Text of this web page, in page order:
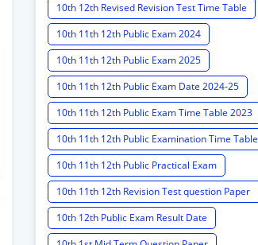
10th 12th Revised Revision Test Time Table
10th 11th 12th Public Exam 2024
10th 11th 12th Public Exam 2025
10th 11th 12th Public Exam Date 2024-25
10th 11th 12th Public Exam Time Table 2023
10th 11th 12th Public Examination Time Table
2023 - 2024
10th 11th 12th Public Practical Exam
10th 11th 12th Revision Test question Paper
2024
10th 12th Public Exam Result Date